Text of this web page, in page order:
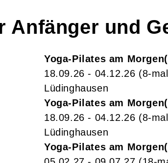
Anfänger und
Yoga-Pilates am Morgen
18.09.26 - 04.12.26 (8-
Lüdinghausen
Yoga-Pilates am Morgen
18.09.26 - 04.12.26 (8-
Lüdinghausen
Yoga-Pilates am Morgen